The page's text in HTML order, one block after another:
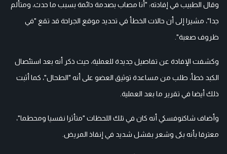
وقال الطبيب في إفادته: "أنا مصاب بصدمة دائمة بسبب ما حدث، ومتألم
جدا"، مشيرا إلى أن حالات الخطأ في تحديد موقع الجراحة قد تقع "في
ظروف صعبة".
وكشفت الإفادة عن تفاصيل جديدة للعملية، حيث ذكر أنه بعد استئصال
الكبد خطأ، طلب من مساعدة توثيق العضو على أنه "الطحال"، كما أثبت
ذلك أيضا في تقرير ما بعد العملية.
وأضاف شاكنوفسكي أنه كان في تلك اللحظات "متأثرا نفسيا ومحطما"،
معترفا بأنه بكى وشعر بفشل شديد في إنقاذ المريض.